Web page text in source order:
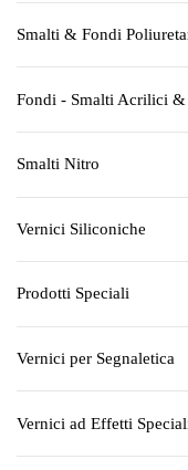
Smalti & Fondi
Fondi - Smalti Acrilici &
Smalti Nitro
Vernici Siliconiche
Prodotti Speciali
Vernici per Segnaletica
Vernici ad Effetti